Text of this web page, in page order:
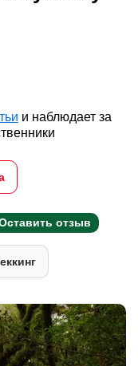
и наблюдает за
отзыв